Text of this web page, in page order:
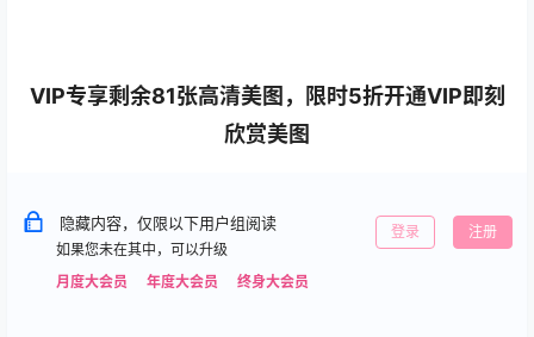
VIP专享剩余81张高清美图，限时5折开通VIP即刻
欣赏美图
隐藏内容，仅限以下用户组阅读
如果您未在其中，可以升级
月度大会员
年度大会员 终身大会员
登录 注册